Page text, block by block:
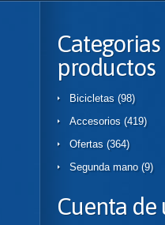
productos
Bicicletas (98)
Accesorios (419)
Ofertas (364)
Segunda mano (9)
Cuenta de